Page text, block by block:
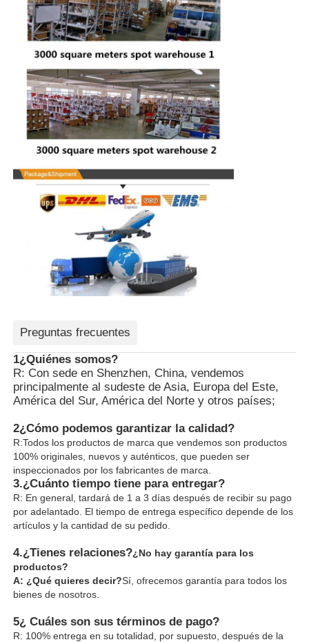
Preguntas frecuentes
1¿Quiénes somos?
R: Con sede en Shenzhen, China, vendemos
principalmente al sudeste de Asia, Europa del Este,
América del Sur, América del Norte y otros países;
2¿Cómo podemos garantizar la calidad?
R:Todos los productos de marca que vendemos son productos
100% originales, nuevos y auténticos, que pueden ser
inspeccionados por los fabricantes de marca.
3.¿Cuánto tiempo tiene para entregar?
R: En general, tardará de 1 a 3 días después de recibir su pago
por adelantado. El tiempo de entrega específico depende de los
artículos y la cantidad de su pedido.
4.¿Tienes relaciones?¿No hay garantía para los
productos?
A: ¿Qué quieres decir?Sí, ofrecemos garantía para todos los
bienes de nosotros.
5¿ Cuáles son sus términos de pago?
R: 100% entrega en su totalidad, por supuesto, después de la